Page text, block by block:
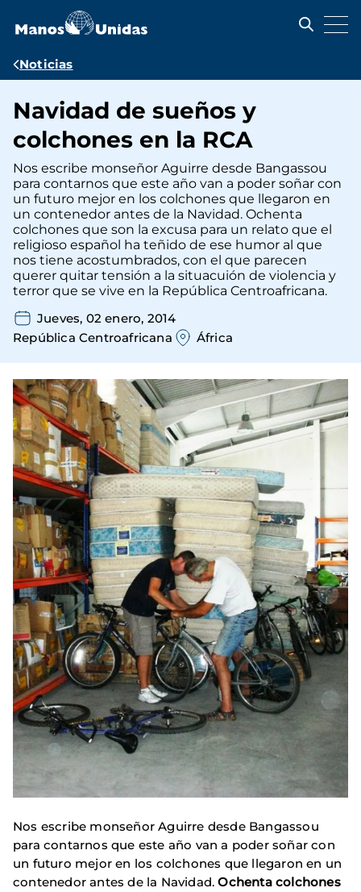
contenido
Ruta
navegación
Noticias
Navidad de sueños y
colchones en la RCA
Nos escribe monseñor Aguirre desde Bangassou
para contarnos que este año van a poder soñar con
un futuro mejor en los colchones que llegaron en
un contenedor antes de la Navidad. Ochenta
colchones que son la excusa para un relato que el
religioso español ha teñido de ese humor al que
nos tiene acostumbrados, con el que parecen
querer quitar tensión a la situacuión de violencia y
terror que se vive en la República Centroafricana.
Jueves, 02 enero, 2014
República Centroafricana
África
Nos escribe monseñor Aguirre desde Bangassou
para contarnos que este año van a poder soñar con
un futuro mejor en los colchones que llegaron en un
contenedor antes de la Navidad.Ochenta colchones